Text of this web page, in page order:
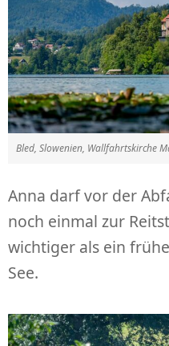
Bled, Slowenien, Wallfahrtskirche
Anna darf vor der
noch einmal zur
wichtiger als ein
See.